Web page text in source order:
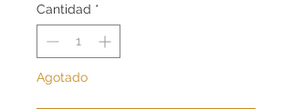
Cantidad *
Agotado